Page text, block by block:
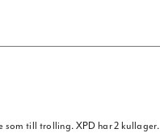
som till trolling. XPD har 2 kullager.